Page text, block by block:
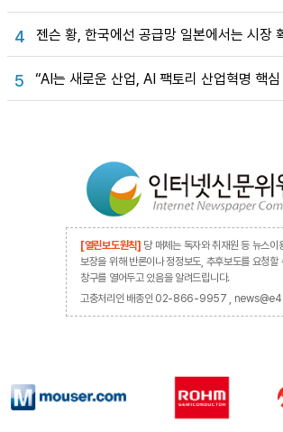
4 젠슨 황, 한국에선 공급망 일본에서는 시장
5 “AI는 새로운 산업, AI 팩토리 산업혁명 핵
[열린보도원칙] 당 매체는 독자와 취재원 등 뉴스이
보장을 위해 반론이나 정정보도, 추후보도를 요청할
창구를 열어두고 있음을 알려드립니다.
고충처리인 배종인 02-866-9957 ,